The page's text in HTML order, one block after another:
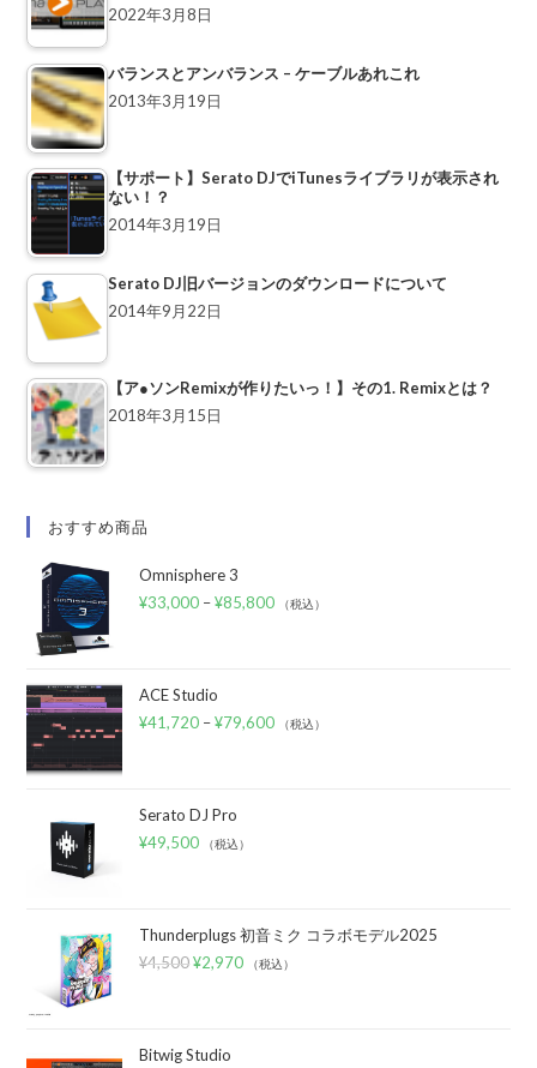
2022年3月8日
バランスとアンバランス – ケーブルあれこれ
2013年3月19日
【サポート】Serato DJでiTunesライブラリが表示され
ない！？
2014年3月19日
Serato DJ旧バージョンのダウンロードについて
2014年9月22日
【ア●ソンRemixが作りたいっ！】その1. Remixとは？
2018年3月15日
おすすめ商品
Omnisphere 3
¥33,000 –¥85,800 （税込）
ACE Studio
¥41,720 –¥79,600 （税込）
Serato DJ Pro
¥49,500 （税込）
Thunderplugs 初音ミク コラボモデル2025
¥4,500 ¥2,970 （税込）
Bitwig Studio